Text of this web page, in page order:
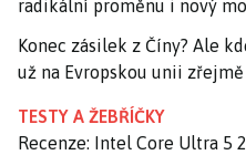
radikální proměnu i nový
Konec zásilek z Číny? Ale
už na Evropskou unii
TESTY A ŽEBŘÍČKY
Recenze: Intel Core Ultra 5